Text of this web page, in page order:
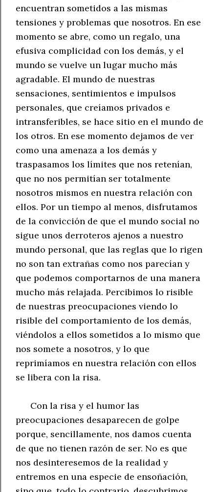
encuentran sometidos a las mismas
tensiones y problemas que nosotros. En ese
momento se abre, como un regalo, una
efusiva complicidad con los demás, y el
mundo se vuelve un lugar mucho más
agradable. El mundo de nuestras
sensaciones, sentimientos e impulsos
personales, que creíamos privados e
intransferibles, se hace sitio en el mundo de
los otros. En ese momento dejamos de ver
como una amenaza a los demás y
traspasamos los límites que nos retenían,
que no nos permitían ser totalmente
nosotros mismos en nuestra relación con
ellos. Por un tiempo al menos, disfrutamos
de la convicción de que el mundo social no
sigue unos derroteros ajenos a nuestro
mundo personal, que las reglas que lo rigen
no son tan extrañas como nos parecían y
que podemos comportarnos de una manera
mucho más relajada. Percibimos lo risible
de nuestras preocupaciones viendo lo
risible del comportamiento de los demás,
viéndolos a ellos sometidos a lo mismo que
nos somete a nosotros, y lo que
reprimíamos en nuestra relación con ellos
se libera con la risa.
Con la risa y el humor las
preocupaciones desaparecen de golpe
porque, sencillamente, nos damos cuenta
de que no tienen razón de ser. No es que
nos desinteresemos de la realidad y
entremos en una especie de ensoñación,